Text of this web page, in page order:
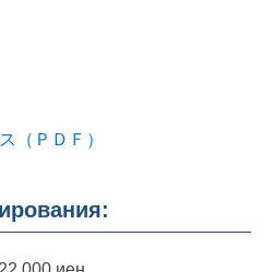
（ＰＤＦ）